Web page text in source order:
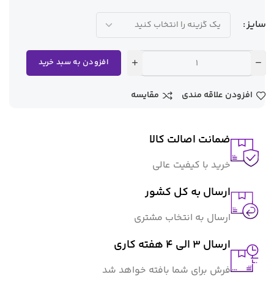
سایز
افزودن به سبد خرید
افزودن علاقه مندی مقایسه
ضمانت اصالت کالا
خرید با کیفیت عالی
ارسال به کل کشور
ارسال به انتخاب مشتری
ارسال 3 الی 4 هفته کاری
فرش برای شما بافته خواهد شد